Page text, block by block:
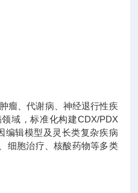
瘤、代谢病、神经退行性疾
域，标准化构建CDX/PDX
编辑模型及灵长类复杂疾病
细胞治疗、核酸药物等多类